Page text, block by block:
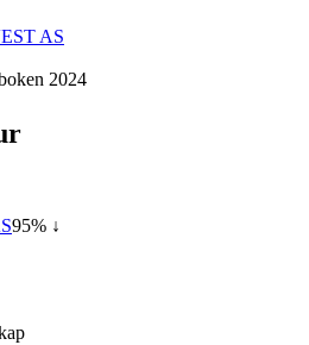
AS
2024
95% ↓